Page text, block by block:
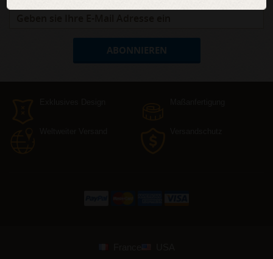
ABONNIEREN